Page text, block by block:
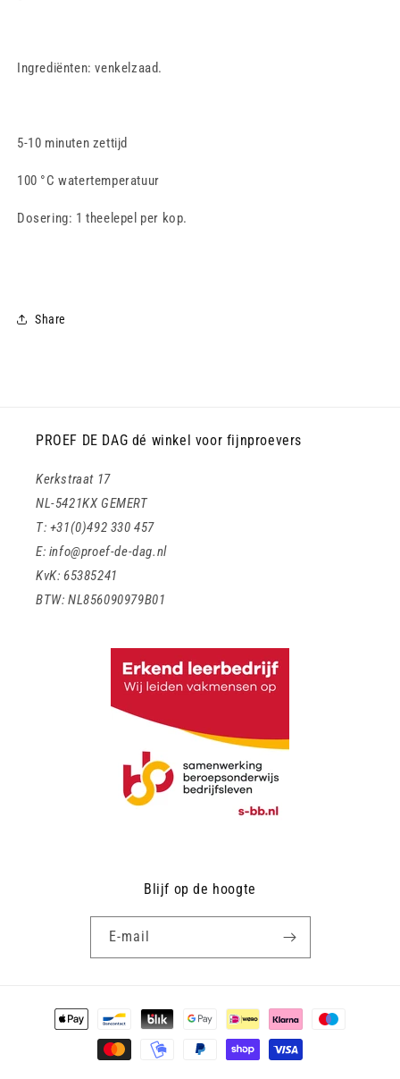
Ingrediënten: venkelzaad.
5-10 minuten zettijd
100 °C watertemperatuur
Dosering: 1 theelepel per kop.
Share
PROEF DE DAG dé winkel voor fijnproevers
Kerkstraat 17
NL-5421KX GEMERT
T: +31(0)492 330 457
E: info@proef-de-dag.nl
KvK: 65385241
BTW: NL856090979B01
Blijf op de hoogte
E‑mail
Betaalmethoden